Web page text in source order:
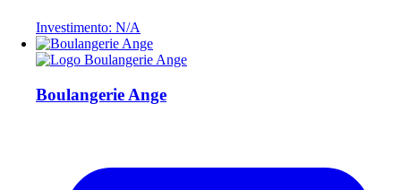
Investimento: N/A
Boulangerie Ange